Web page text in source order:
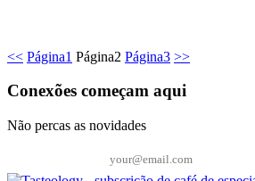
<< Página1 Página2 Página3 >>
Conexões começam aqui
Não percas as novidades